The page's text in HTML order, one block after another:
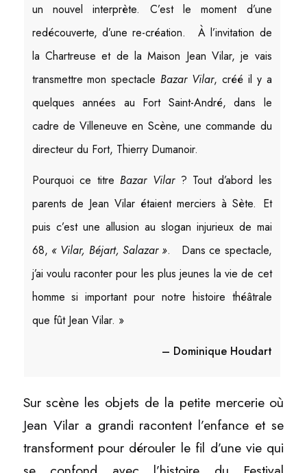
un nouvel interprète. C’est le moment d’une
redécouverte, d’une re-création. À l’invitation de
la Chartreuse et de la Maison Jean Vilar, je vais
transmettre mon spectacleBazar Vilar, créé il y a
quelques années au Fort Saint-André, dans le
cadre de Villeneuve en Scène, une commande du
directeur du Fort, Thierry Dumanoir.
Pourquoi ce titreBazar Vilar ? Tout d’abord les
parents de Jean Vilar étaient merciers à Sète. Et
puis c’est une allusion au slogan injurieux de mai
68, « Vilar, Béjart, Salazar ». Dans ce spectacle,
j’ai voulu raconter pour les plus jeunes la vie de cet
homme si important pour notre histoire théâtrale
que fût Jean Vilar. »
– Dominique Houdart
Sur scène les objets de la petite mercerie où
Jean Vilar a grandi racontent l’enfance et se
transforment pour dérouler le fil d’une vie qui